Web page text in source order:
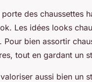
des chaussettes
Les idées looks
bien assortir
tout en gardant un
aussi bien un